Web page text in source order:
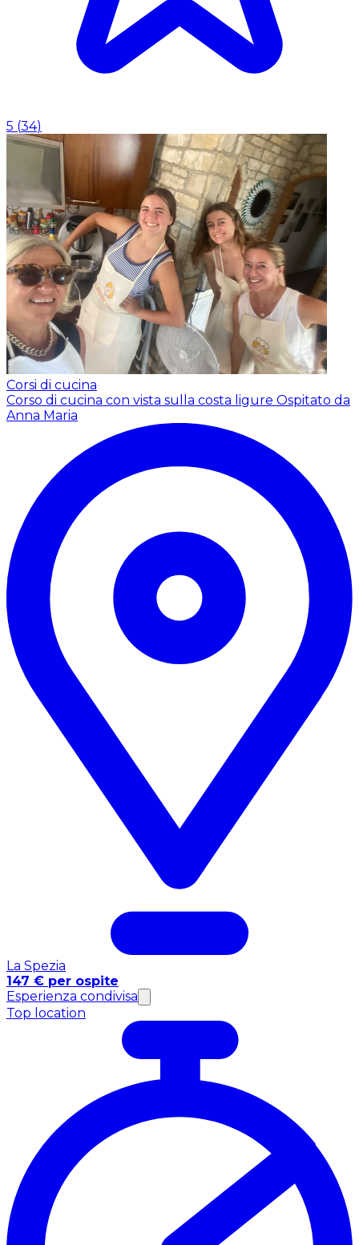
5 (34)
Corsi di cucina
Corso di cucina con vista sulla costa ligure Ospitato da
Anna Maria
La Spezia
147 € per ospite
Esperienza condivisa
Top location